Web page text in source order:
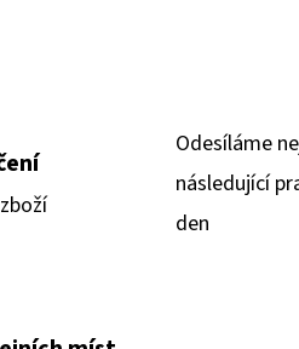
Odesíláme
následující
den